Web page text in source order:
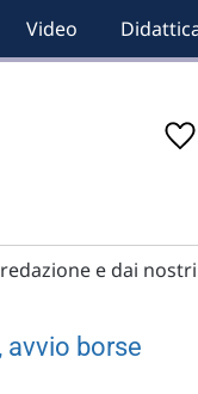
Video
e dai nostri
avvio borse